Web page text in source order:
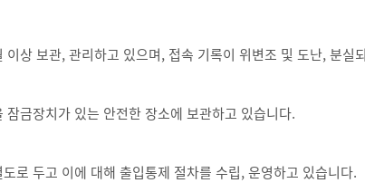
상 보관, 관리하고 있으며, 접속 기록이 위변조 및 도난, 분실
금장치가 있는 안전한 장소에 보관하고 있습니다.
로 두고 이에 대해 출입통제 절차를 수립, 운영하고 있습니다.